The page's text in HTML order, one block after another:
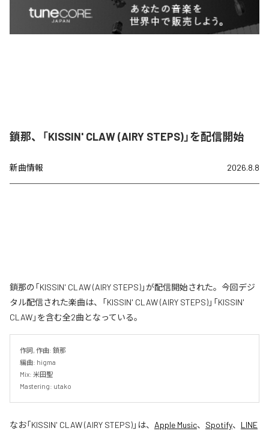
鎖那、「KISSIN' CLAW (AIRY STEPS)」を配信開始
新曲情報 2026.8.8
鎖那の「KISSIN' CLAW (AIRY STEPS)」が配信開始された。今回デジ
タル配信された楽曲は、「KISSIN' CLAW (AIRY STEPS)」「KISSIN'
CLAW」を含む全2曲となっている。
作詞, 作曲: 鎖那
編曲: higma
Mix: 米田聖
Mastering: utako
なお「KISSIN' CLAW (AIRY STEPS)」は、 Apple Music、 Spotify、 LINE